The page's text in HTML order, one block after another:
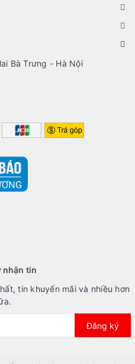
Bà Trưng - Hà Nội
nhận tin
tin khuyến mãi và nhiều hơn
Đăng ký